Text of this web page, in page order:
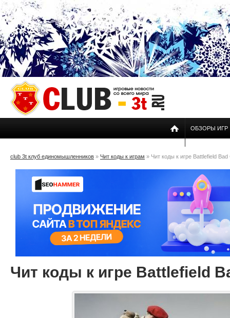
ОБЗОРЫ ИГР
club 3t клуб единомышленников » Чит коды к играм » Чит коды к игре Battlefield
Чит коды к игре Battlefield